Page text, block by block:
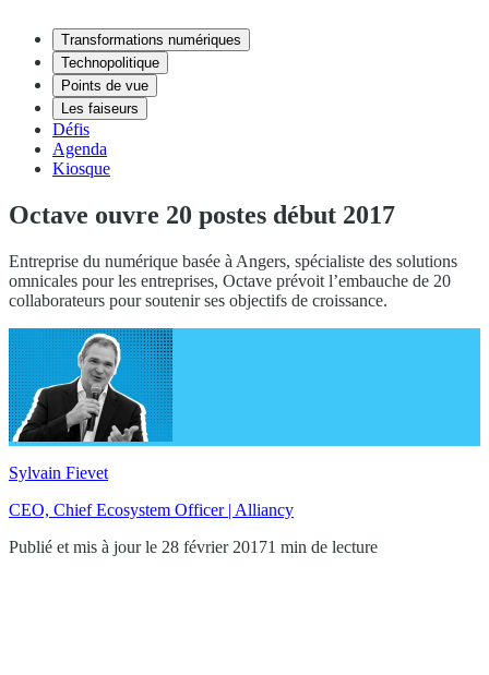
Transformations numériques
Technopolitique
Points de vue
Les faiseurs
Défis
Agenda
Kiosque
Octave ouvre 20 postes début 2017
Entreprise du numérique basée à Angers, spécialiste des solutions
omnicales pour les entreprises, Octave prévoit l’embauche de 20
collaborateurs pour soutenir ses objectifs de croissance.
Sylvain Fievet
CEO, Chief Ecosystem Officer | Alliancy
Publié et mis à jour le 28 février 20171 min de lecture